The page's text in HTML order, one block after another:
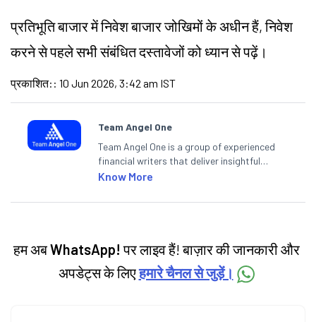
प्रतिभूति बाजार में निवेश बाजार जोखिमों के अधीन हैं, निवेश
करने से पहले सभी संबंधित दस्तावेजों को ध्यान से पढ़ें।
प्रकाशित: : 10 Jun 2026, 3:42 am IST
Team Angel One
Team Angel One is a group of experienced
financial writers that deliver insightful
articles on the stock market, IPO, economy,
categories.
Know More
हम अबWhatsApp! पर लाइव हैं! बाज़ार की जानकारी और
अपडेट्स के लिएहमारे चैनल से जुड़ें।